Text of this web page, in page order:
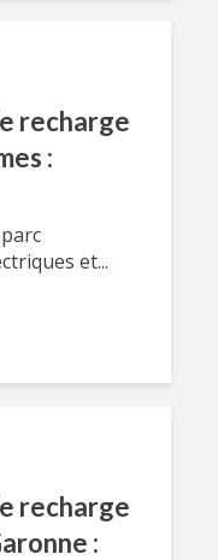
recharge
:
et...
recharge
: